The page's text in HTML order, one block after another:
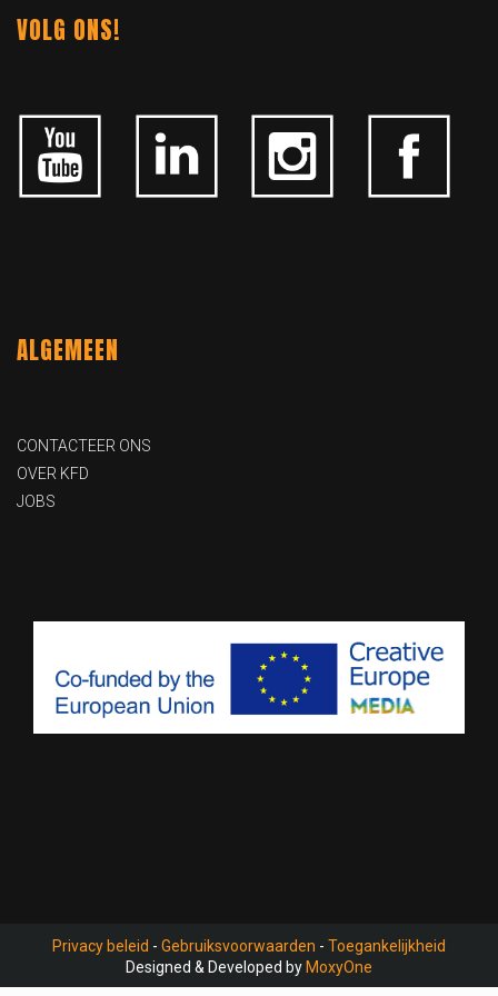
VOLG ONS!
ALGEMEEN
CONTACTEER ONS
OVER KFD
JOBS
Privacy beleid - Gebruiksvoorwaarden - Toegankelijkheid
Designed & Developed by MoxyOne